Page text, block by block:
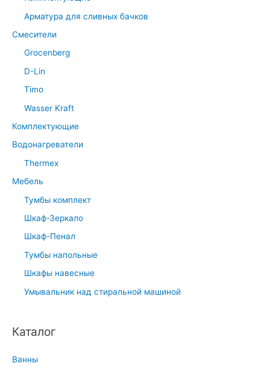
Арматура для сливных бачков
Смесители
Grocenberg
D-Lin
Timo
Wasser Kraft
Комплектующие
Водонагреватели
Thermex
Мебель
Тумбы комплект
Шкаф-Зеркало
Шкаф-Пенал
Тумбы напольные
Шкафы навесные
Умывальник над стиральной машиной
Каталог
Ванны